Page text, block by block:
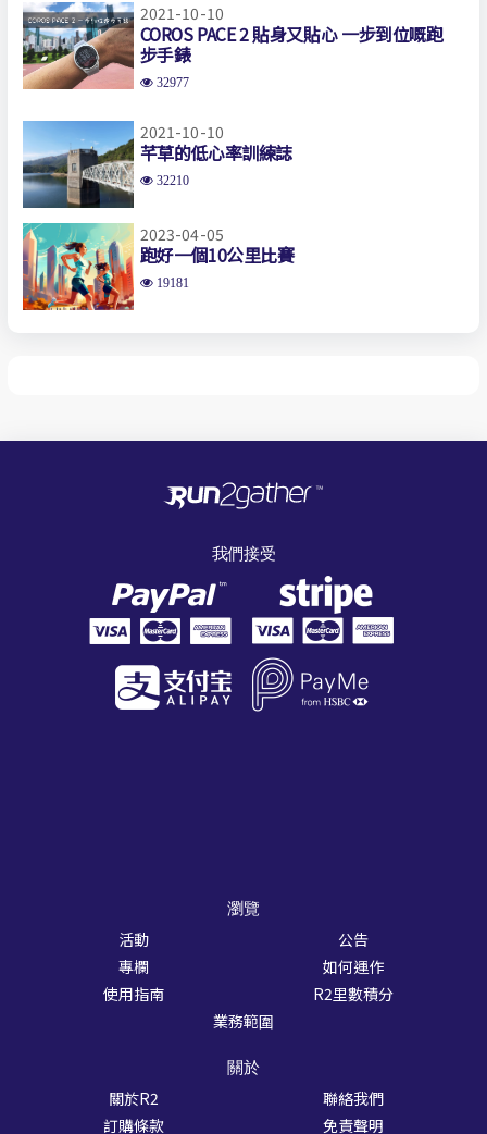
2021-10-10
COROS PACE 2 貼身又貼心 一步到位嘅跑
步手錶
32977
2021-10-10
芊草的低心率訓練誌
32210
2023-04-05
跑好一個10公里比賽
19181
我們接受
瀏覽
活動
公告
專欄
如何運作
使用指南
R2里數積分
業務範圍
關於
關於R2
聯絡我們
訂購條款
免責聲明